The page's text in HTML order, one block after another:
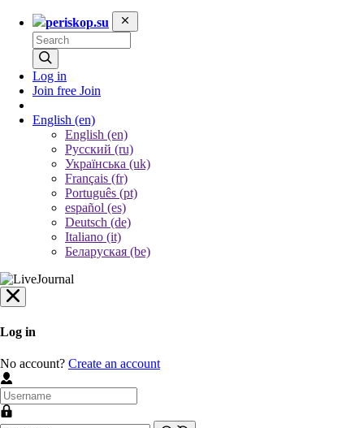
periskop.su
Log in
Join free Join
English (en)
English (en)
Русский (ru)
Українська (uk)
Français (fr)
Português (pt)
español (es)
Deutsch (de)
Italiano (it)
Беларуская (be)
Log in
No account? Create an account